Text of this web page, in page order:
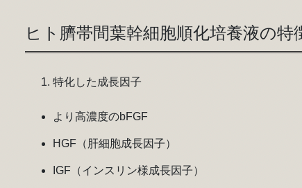
ヒト臍帯間葉幹細胞順化培養液の特
特化した成長因子
より高濃度のbFGF
HGF（肝細胞成長因子）
IGF（インスリン様成長因子）